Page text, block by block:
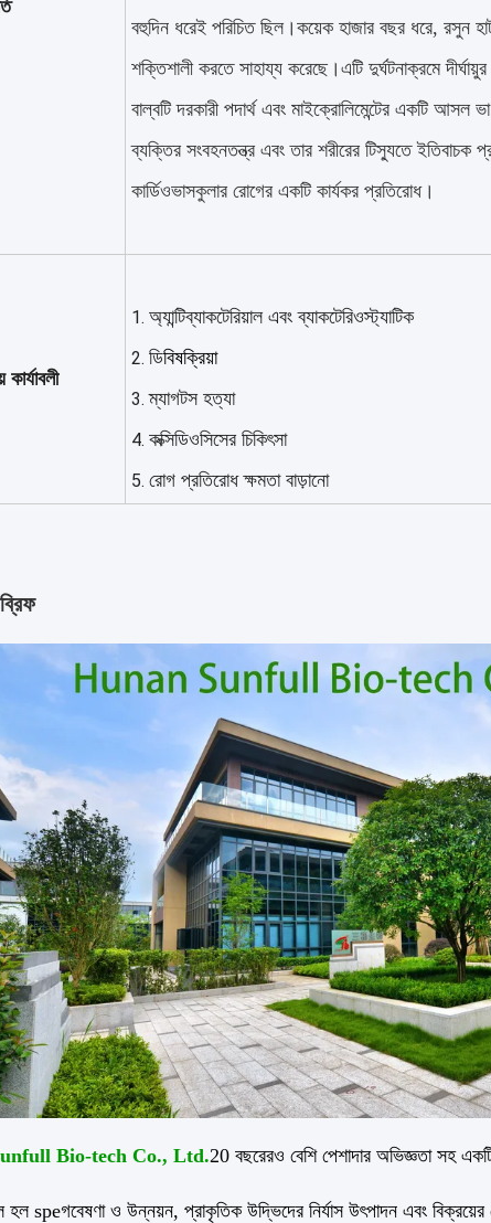
বহুদিন ধরেই পরিচিত ছিল।কয়েক হাজার বছর ধরে, রসুন
শক্তিশালী করতে সাহায্য করেছে।এটি দুর্ঘটনাক্রমে
বাল্বটি দরকারী পদার্থ এবং মাইক্রোলিমেন্টের একটি আসল
ব্যক্তির সংবহনতন্ত্র এবং তার শরীরের টিস্যুতে ইতিবাচক
কার্ডিওভাসকুলার রোগের একটি কার্যকর প্রতিরোধ।
অ্যান্টিব্যাকটেরিয়াল এবং ব্যাকটেরিওস্ট্যাটিক
ডিবিষক্রিয়া
ম্যাগটস হত্যা
কক্সিডিওসিসের চিকিৎসা
রোগ প্রতিরোধ ক্ষমতা বাড়ানো
Bio-tech Co., Ltd.20 বছরেরও বেশি পেশাদার অভিজ্ঞতা সহ
হল speগবেষণা ও উন্নয়ন, প্রাকৃতিক উদ্ভিদের নির্যাস উৎপাদন এবং